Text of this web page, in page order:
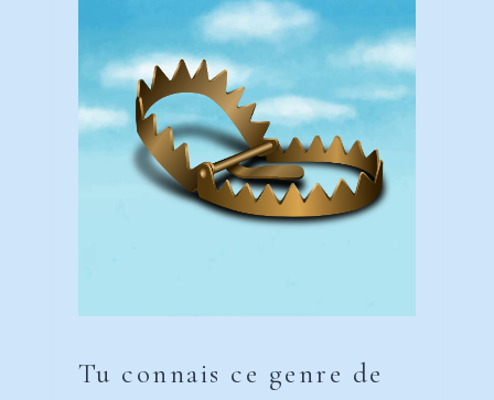
Tu connais ce genre de